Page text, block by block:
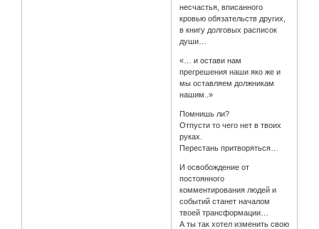
несчастья, вписанного
кровью обязательств других,
в книгу долговых расписок
души…
«… и остави нам
прегрешения наши яко же и
мы оставляем должникам
нашим..»
Помнишь ли?
Отпусти то чего нет в твоих
руках.
Перестань притворяться…
И освобождение от
постоянного
комментирования людей и
событий станет началом
твоей трансформации…
А ты так хотел изменить свою